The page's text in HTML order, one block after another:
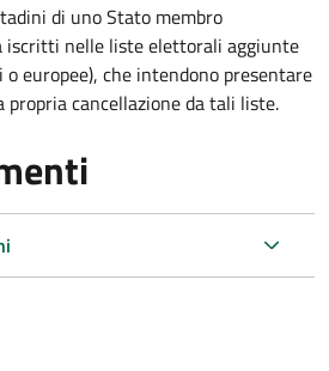
di uno Stato membro
iscritti nelle liste elettorali aggiunte
europee), che intendono presentare
propria cancellazione da tali liste.